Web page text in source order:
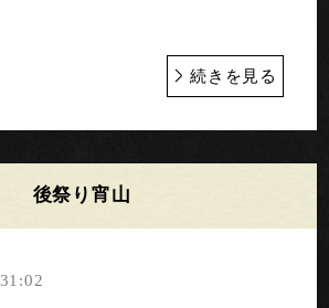
続きを見る
後祭り宵山